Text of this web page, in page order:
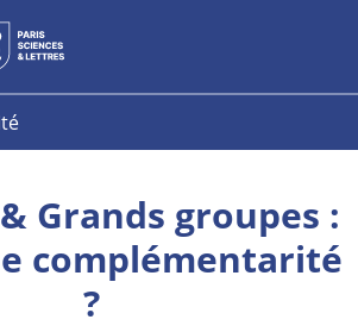
Grands groupes :
complémentarité
?